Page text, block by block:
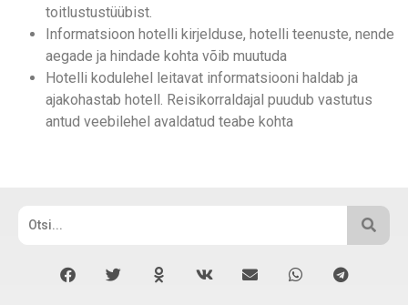
toitlustustüübist.
Informatsioon hotelli kirjelduse, hotelli teenuste, nende
aegade ja hindade kohta võib muutuda
Hotelli kodulehel leitavat informatsiooni haldab ja
ajakohastab hotell. Reisikorraldajal puudub vastutus
antud veebilehel avaldatud teabe kohta